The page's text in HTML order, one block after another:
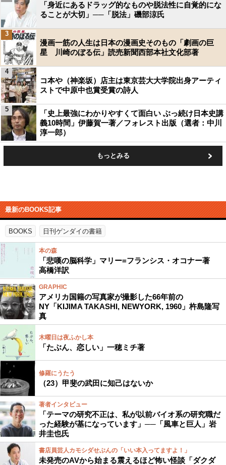
「身近にあるドラッグ的なものや脱法性に自覚的にな
ることが大切」──「脱法」磯部涼氏
漫画一筋の人生は日本の漫画史そのもの「劇画の巨
星 川崎のぼる伝」読売新聞西部本社文化部著
3
コ本や（神楽坂）店主は東京芸大大学院出身アーティ
ストで中原中也賞受賞の詩人
4
「史上最強にわかりやすくて面白い ぶっ続け日本史講
義10時間」伊藤賀一著／フォレスト出版（選者：中川
淳一郎）
5
もっとみる
最新のBOOKS記事
BOOKS 日刊ゲンダイの書籍
本の森
「悲嘆の脳科学」マリー=フランシス・オコナー著
高橋洋訳
GRAPHIC
アメリカ国籍の写真家が撮影した66年前の
NY「KIJIMA TAKASHI, NEWYORK, 1960」杵島隆写
真
木曜日は夜ふかし本
「たぶん、恋しい」一穂ミチ著
修羅にうたう
（23）甲斐の武田に知己はないか
著者インタビュー
「テーマの研究不正は、私が以前バイオ系の研究職だ
った経験が基になっています」──「風車と巨人」岩
井圭也氏
書店員芸人カモシダせぶんの「いい本入ってますよ！」
未発売のAVから始まる震えるほど怖い怪談「ダクダ